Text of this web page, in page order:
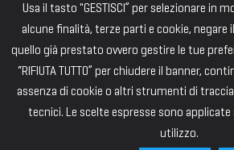
Usa il tasto "GESTISCI” per selezionare in
alcune finalità, terze parti e cookie, negare
quello già prestato ovvero gestire le tue
“RIFIUTA TUTTO” per chiudere il banner,
assenza di cookie o altri strumenti di
tecnici. Le scelte espresse sono
utilizzo.